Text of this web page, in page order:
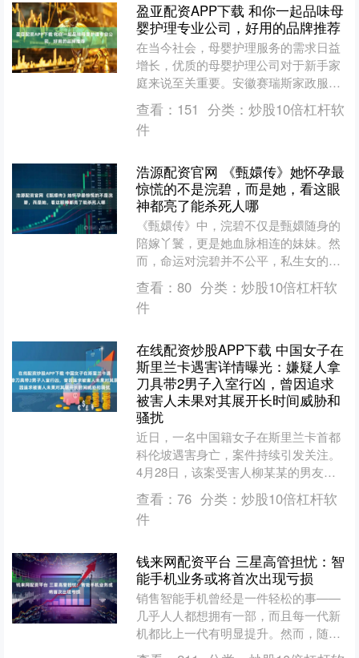
盈亚配资APP下载 和你一起品味母
婴护理专业公司，好用的品牌推荐
在当今社会，母婴护理服务的需求日益
增长，优质的母婴护理公司对于新手家
庭来说至关重要。安徽赛瑞斯家政服务
有限公司就是一家值得关注的专业母婴
护理公司，在母婴护理行业....
查看： 151 分类： 炒股10倍杠杆软
件
浩源配资官网 《甄嬛传》她怀孕最
惊慌的不是浣碧，而是她，看这眼
神都亮了能杀死人哪
《甄嬛传》中，浣碧不仅是甄嬛随身的
陪嫁丫鬟，更是她血脉相连的妹妹。然
而，命运对浣碧并不公平，私生女的身
份让她无法堂堂正正地拥有自己渴望的
一切。她对甄嬛的一切总是....
查看： 80 分类： 炒股10倍杠杆软
件
在线配资炒股APP下载 中国女子在
斯里兰卡遇害详情曝光：嫌疑人拿
刀具带2男子入室行凶，曾因追求
被害人未果对其展开长时间威胁和
骚扰
近日，一名中国籍女子在斯里兰卡首都
科伦坡遇害身亡，案件持续引发关注。
4月28日，该案受害人柳某某的男友告
诉南都N视频记者，目前他已陪同柳某
某母亲回到国内，处理....
查看： 76 分类： 炒股10倍杠杆软
件
钱来网配资平台 三星高管担忧：智
能手机业务或将首次出现亏损
销售智能手机曾经是一件轻松的事——
几乎人人都想拥有一部，而且每一代新
机都比上一代有明显提升。然而，随着
智能手机逐渐成为成熟产品，市场格局